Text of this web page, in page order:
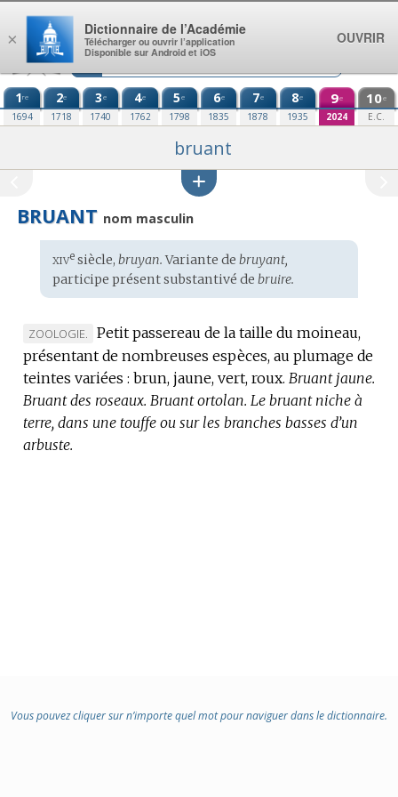
Aller au contenu
1re
1694
2e
1718
3e
1740
4e
1762
5e
1798
6e
1835
7e
1878
8e
1935
9e
2024
10e
E.C.
bruant
BRUANT nom masculin
Étymologie
:
xivesiècle, bruyan.Variante de bruyant,
participe présent substantivé de bruire.
MARQUE
DE
DOMAINE
:
ZOOLOGIE.
Petit passereau de la taille du moineau,
présentant de nombreuses espèces, au plumage de
teintes variées : brun, jaune, vert, roux. Bruant jaune.
Bruant des roseaux. Bruant ortolan. Le bruant niche à
terre, dans une touffe ou sur les branches basses d’un
arbuste.
Vous pouvez cliquer sur n’importe quel mot pour naviguer dans le dictionnaire.
×
Dictionnaire de l’Académie
Télécharger ou ouvrir l’application
Disponible sur Android et iOS
OUVRIR